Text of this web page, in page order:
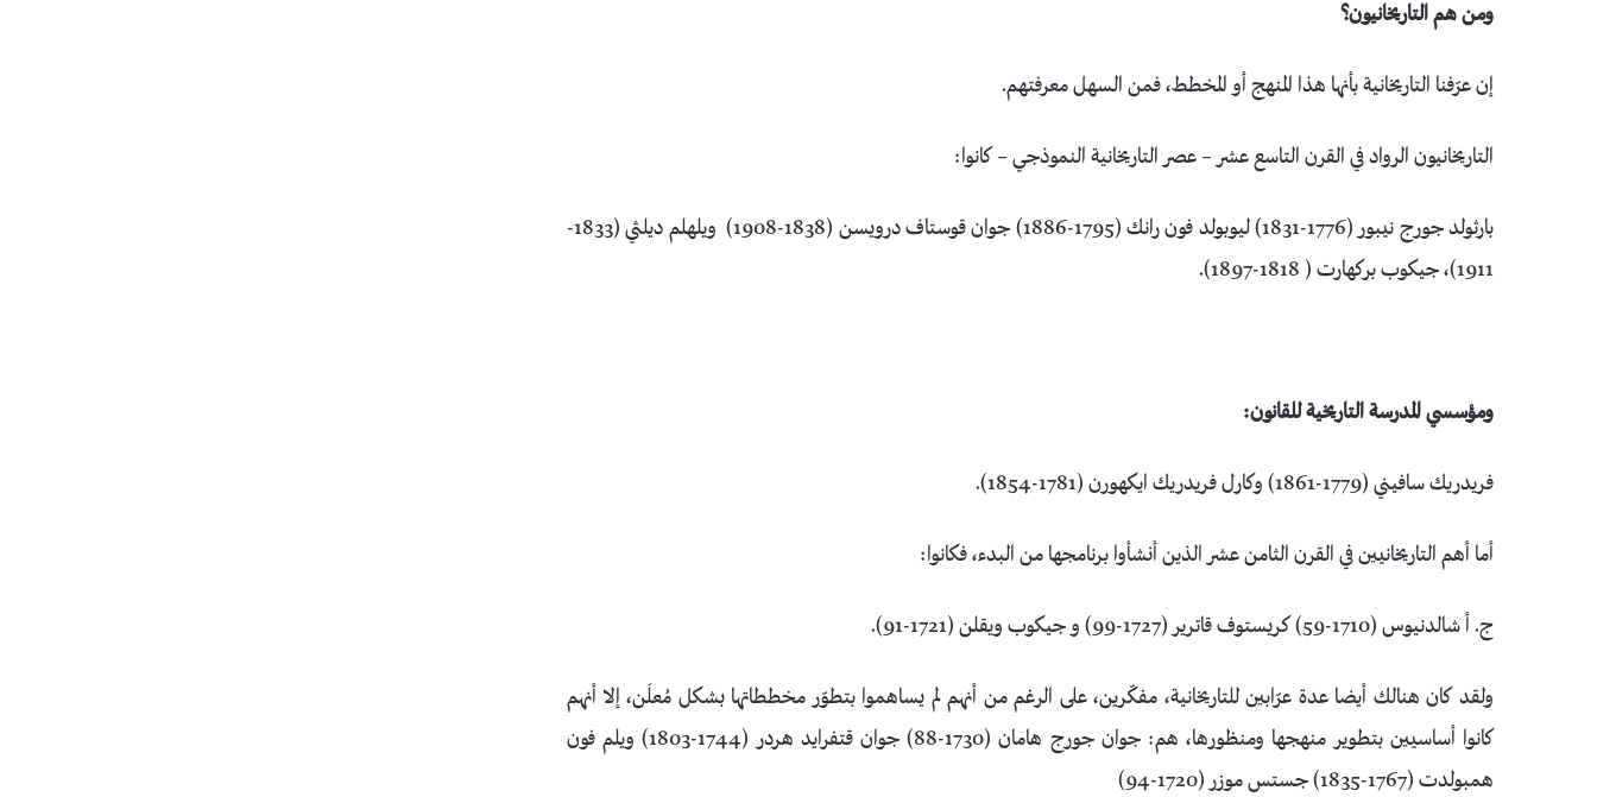
ومن هم التاريخانيون؟
إن عرّفنا التاريخانية بأنها هذا المنهج أو المخطط، فمن السهل معرفتهم.
التاريخانيون الرواد في القرن التاسع عشر – عصر التاريخانية النموذجي – كانوا:
بارثولد جورج نيبور (1776-1831) ليوبولد فون رانك (1795-1886) جوان قوستاف درويسن (1838-1908) ويلهلم ديلثي (1833-
1911)، جيكوب بركهارت ( 1818-1897).
ومؤسسي المدرسة التاريخية للقانون:
فريدريك سافيني (1779-1861) وكارل فريدريك ايكهورن (1781-1854).
أما أهم التاريخانيين في القرن الثامن عشر الذين أنشأوا برنامجها من البدء، فكانوا:
ج. أ شالدنيوس (1710-59) كريستوف قاترير (1727-99) و جيكوب ويقلن (1721-91).
ولقد كان هنالك أيضا عدة عرّابين للتاريخانية، مفكّرين، على الرغم من أنهم لم يساهموا بتطوّر مخططاتها بشكل مُعلَن، إلا أنهم
كانوا أساسيين بتطوير منهجها ومنظورها، هم: جوان جورج هامان (1730-88) جوان قتفرايد هردر (1744-1803) ويلم فون
همبولدت (1767-1835) جستس موزر (1720-94)